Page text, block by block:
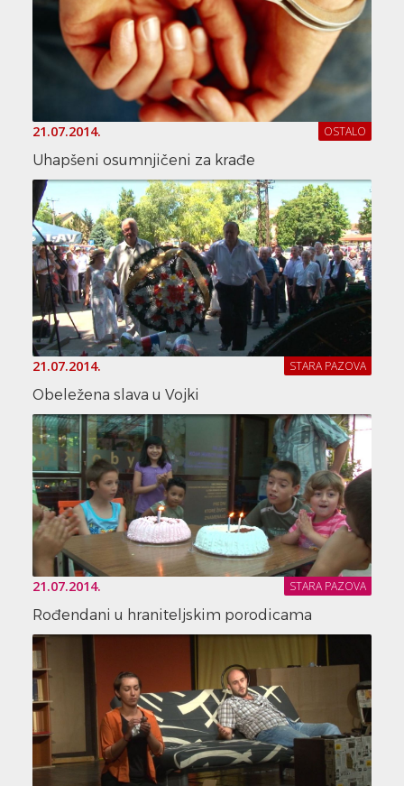
21.07.2014. OSTALO
Uhapšeni osumnjičeni za krađe
21.07.2014. STARA PAZOVA
Obeležena slava u Vojki
21.07.2014. STARA PAZOVA
Rođendani u hraniteljskim porodicama